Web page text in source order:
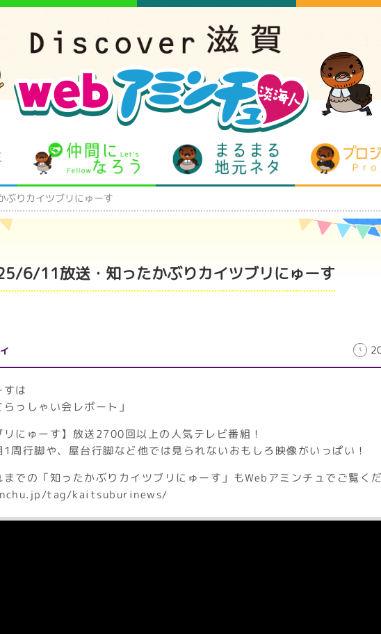
となりの先生 仲間になろう まるまる地元ネタ
りカイツブリにゅーす
6/11放送・知ったかぶりカイツブリにゅーす
は
っしゃい会レポート」
にゅーす】放送2700回以上の人気テレビ番組！
周行脚や、屋台行脚など他では見られないおもしろ映像がいっぱい！
での「知ったかぶりカイツブリにゅーす」もWebアミンチュでご覧くだ
tag/kaitsuburinews/